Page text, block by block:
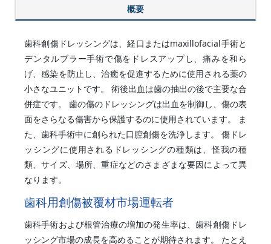
概要
歯科創傷ドレッシングは、経口またはmaxillofacial手術と
デンタルブラー手術で傷をドレスアップし、痛みを和ら
げ、感染を防止し、治癒を促進するために使用される薬の
小さなユニットです。 術後出血は歯の抽出の後で主要な合
併症です。 歯の傷のドレッシングは出血を制御し、傷の表
面をさらなる傷害から保護するのに使用されています。 ま
た、歯科手術中に創られた口腔創傷を洗浄します。 傷ドレ
ッシングに使用されるドレッシングの種類は、怪我の種
類、サイズ、場所、重症などのさまざまな要因によって異
なります。
歯科用創傷被覆材市場運転者
歯科手術および根管治療の増加の発生率は、歯科創傷ドレ
ッシング市場の成長を高めることが期待されます。 たとえ